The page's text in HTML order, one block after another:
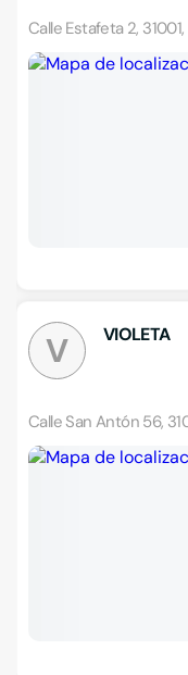
Calle Estafeta 2,
V VIOLETA
Calle San Antón 56,